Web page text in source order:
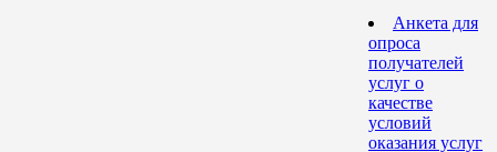
Анкета для
опроса
получателей
услуг о
качестве
условий
оказания услуг